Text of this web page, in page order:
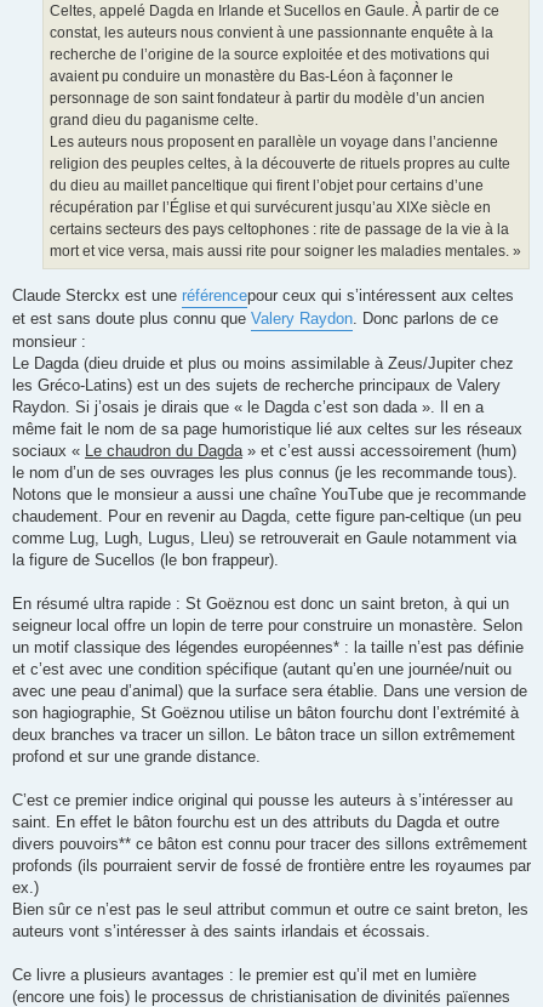
Celtes, appelé Dagda en Irlande et Sucellos en Gaule. À partir de ce
constat, les auteurs nous convient à une passionnante enquête à la
recherche de l’origine de la source exploitée et des motivations qui
avaient pu conduire un monastère du Bas-Léon à façonner le
personnage de son saint fondateur à partir du modèle d’un ancien
grand dieu du paganisme celte.
Les auteurs nous proposent en parallèle un voyage dans l’ancienne
religion des peuples celtes, à la découverte de rituels propres au culte
du dieu au maillet panceltique qui firent l’objet pour certains d’une
récupération par l’Église et qui survécurent jusqu’au XIXe siècle en
certains secteurs des pays celtophones : rite de passage de la vie à la
mort et vice versa, mais aussi rite pour soigner les maladies mentales. »
Claude Sterckx est une référencepour ceux qui s’intéressent aux celtes
et est sans doute plus connu que Valery Raydon . Donc parlons de ce
monsieur :
Le Dagda (dieu druide et plus ou moins assimilable à Zeus/Jupiter chez
les Gréco-Latins) est un des sujets de recherche principaux de Valery
Raydon. Si j’osais je dirais que « le Dagda c’est son dada ». Il en a
même fait le nom de sa page humoristique lié aux celtes sur les réseaux
sociaux « Le chaudron du Dagda » et c’est aussi accessoirement (hum)
le nom d’un de ses ouvrages les plus connus (je les recommande tous).
Notons que le monsieur a aussi une chaîne YouTube que je recommande
chaudement. Pour en revenir au Dagda, cette figure pan-celtique (un peu
comme Lug, Lugh, Lugus, Lleu) se retrouverait en Gaule notamment via
la figure de Sucellos (le bon frappeur).
En résumé ultra rapide : St Goëznou est donc un saint breton, à qui un
seigneur local offre un lopin de terre pour construire un monastère. Selon
un motif classique des légendes européennes* : la taille n’est pas définie
et c’est avec une condition spécifique (autant qu’en une journée/nuit ou
avec une peau d’animal) que la surface sera établie. Dans une version de
son hagiographie, St Goëznou utilise un bâton fourchu dont l’extrémité à
deux branches va tracer un sillon. Le bâton trace un sillon extrêmement
profond et sur une grande distance.
C’est ce premier indice original qui pousse les auteurs à s’intéresser au
saint. En effet le bâton fourchu est un des attributs du Dagda et outre
divers pouvoirs** ce bâton est connu pour tracer des sillons extrêmement
profonds (ils pourraient servir de fossé de frontière entre les royaumes par
ex.)
Bien sûr ce n’est pas le seul attribut commun et outre ce saint breton, les
auteurs vont s’intéresser à des saints irlandais et écossais.
Ce livre a plusieurs avantages : le premier est qu’il met en lumière
(encore une fois) le processus de christianisation de divinités païennes